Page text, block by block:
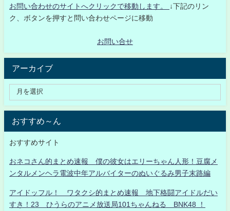
お問い合わせのサイトへクリックで移動します。
↓下記のリン
ク、ボタンを押すと問い合わせページに移動
お問い合せ
アーカイブ
おすすめ～ん
おすすめサイト
おネコさん的まとめ速報 僕の彼女はエリーちゃん人形！豆腐メ
ンタルメンヘラ電波中年アルバイターのぬいぐるみ男子末路編
アイドッフル！ ワタクシ的まとめ速報 地下格闘アイドルだい
すき！23 ひうらのアニメ放送局101ちゃんねる BNK48 ！